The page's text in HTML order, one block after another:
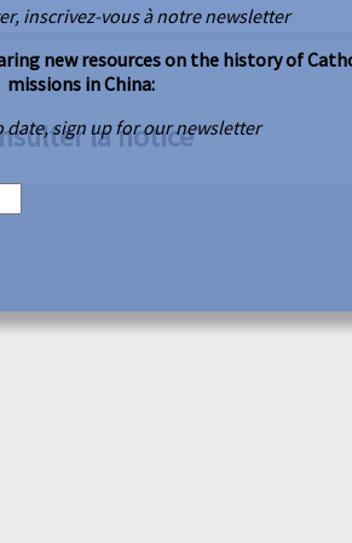
la notice
inscrivez-vous à notre newsletter
new resources on the history of
missions in China:
date, sign up for our newsletter